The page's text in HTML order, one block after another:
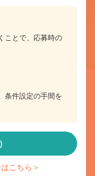
ことで、応募時の
条件設定の手間を
こちら＞